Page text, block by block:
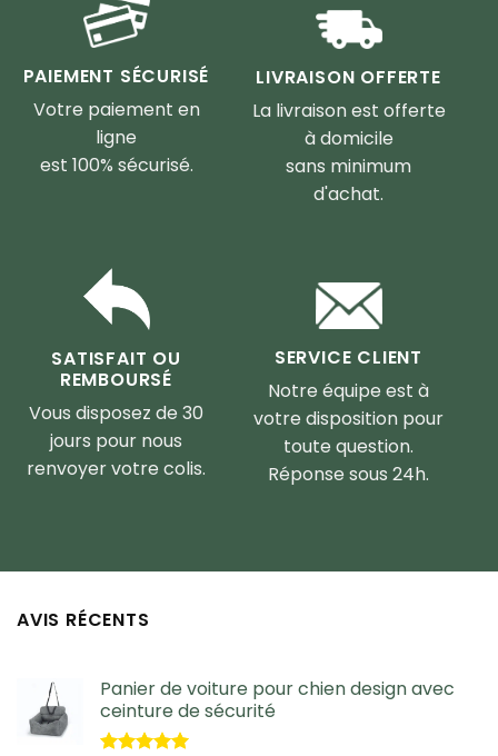
PAIEMENT SÉCURISÉ
Votre paiement en
ligne
est 100% sécurisé.
LIVRAISON OFFERTE
La livraison est offerte
à domicile
sans minimum
d'achat.
SATISFAIT OU
REMBOURSÉ
Vous disposez de 30
jours pour nous
renvoyer votre colis.
SERVICE CLIENT
Notre équipe est à
votre disposition pour
toute question.
Réponse sous 24h.
AVIS RÉCENTS
Panier de voiture pour chien design avec
ceinture de sécurité